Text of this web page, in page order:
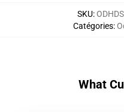
SKU:
Catégories:
What